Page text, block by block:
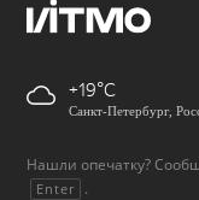
+19
Санкт-Петербург,
Нашли опечатку?
Enter .